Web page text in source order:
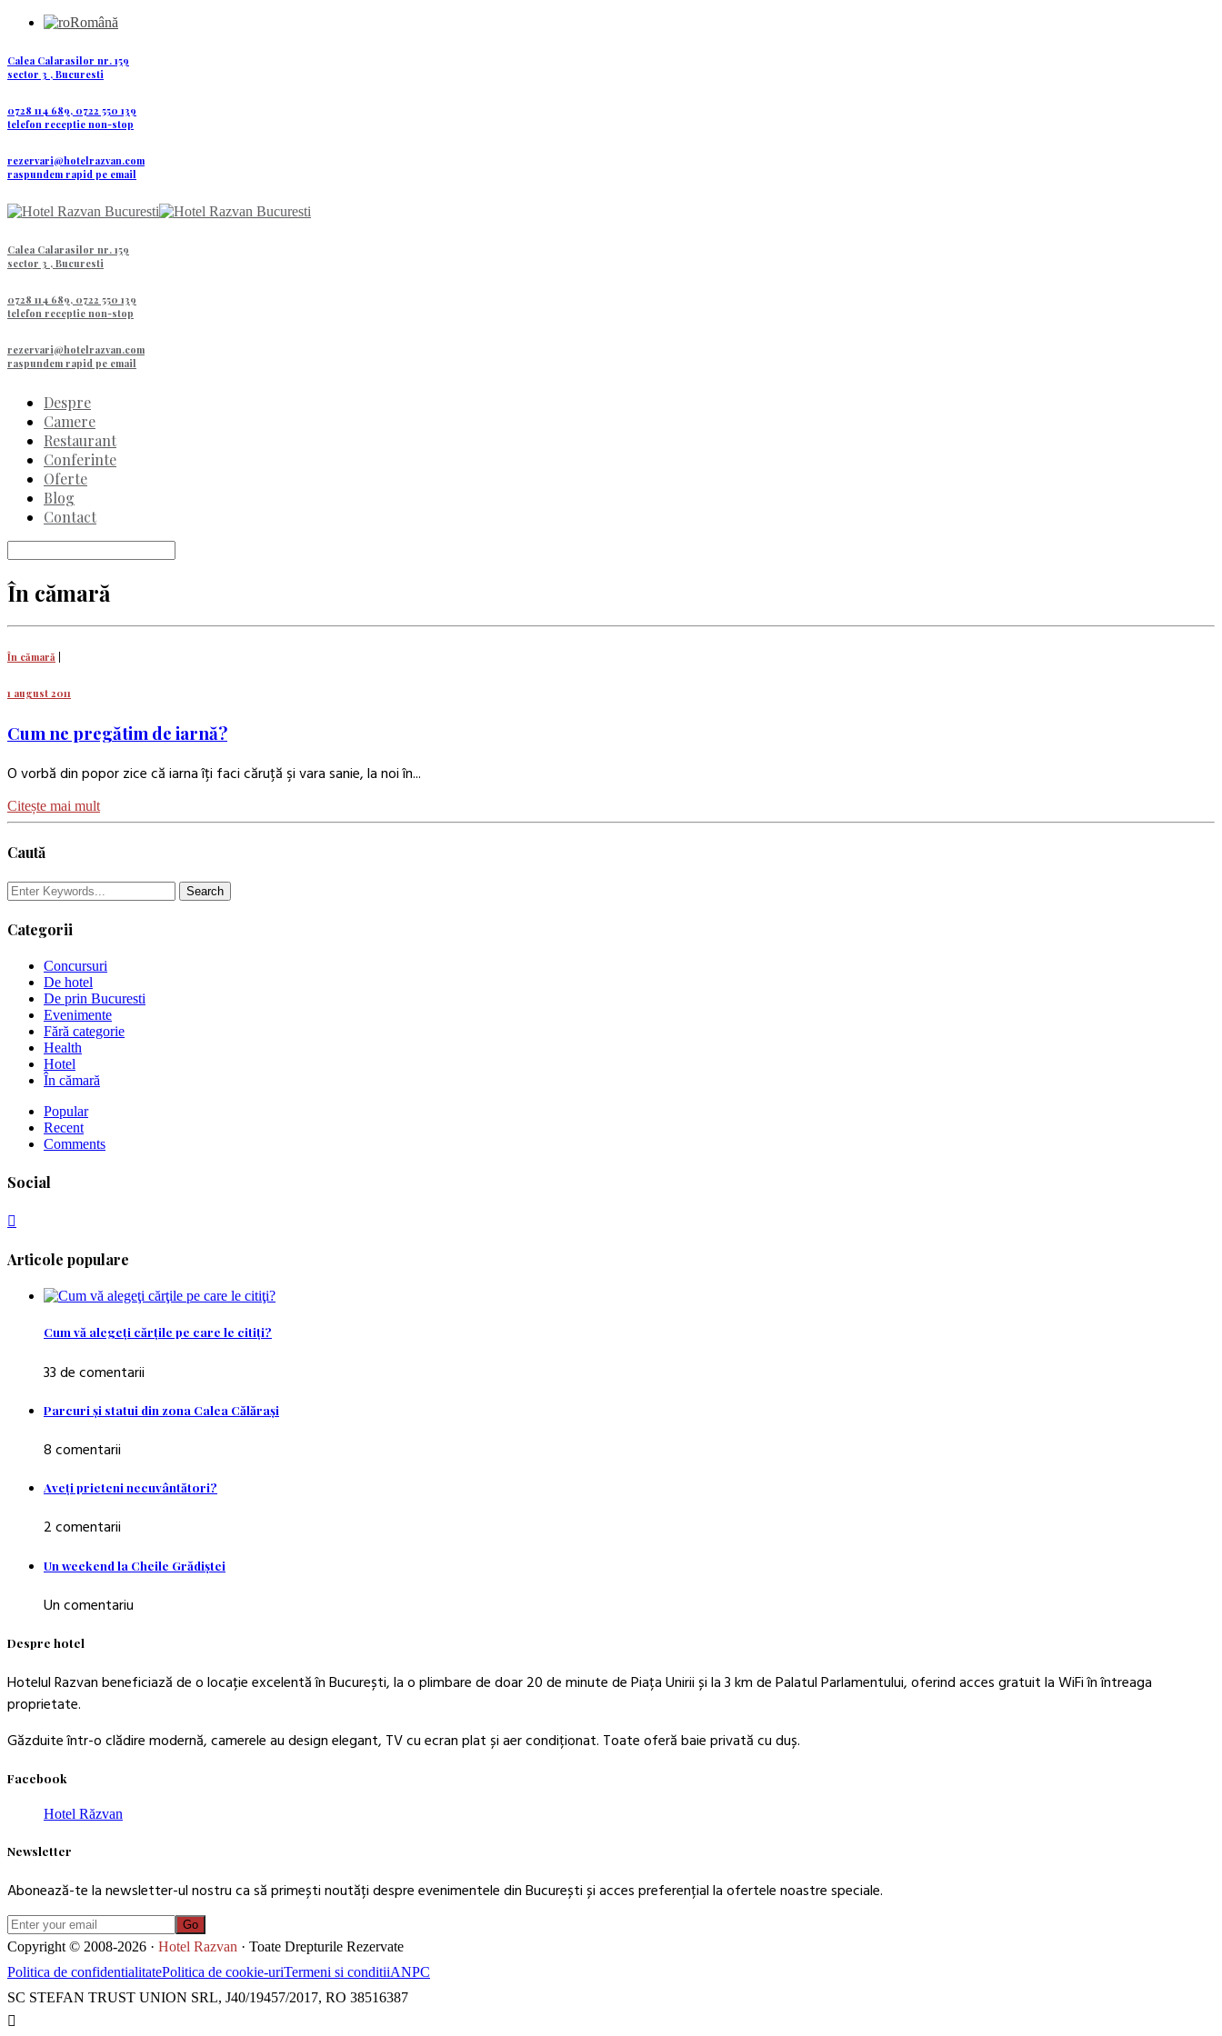
Română
Calea Calarasilor nr. 159
sector 3 , Bucuresti
0728 114 689, 0722 550 139
telefon receptie non-stop
rezervari@hotelrazvan.com
raspundem rapid pe email
Calea Calarasilor nr. 159
sector 3 , Bucuresti
0728 114 689, 0722 550 139
telefon receptie non-stop
rezervari@hotelrazvan.com
raspundem rapid pe email
Despre
Camere
Restaurant
Conferinte
Oferte
Blog
Contact
În cămară
În cămară |
1 august 2011
Cum ne pregătim de iarnă?
O vorbă din popor zice că iarna îţi faci căruţă şi vara sanie, la noi în...
Citește mai mult
Caută
Categorii
Concursuri
De hotel
De prin Bucuresti
Evenimente
Fără categorie
Health
Hotel
În cămară
Popular
Recent
Comments
Social
Articole populare
Cum vă alegeţi cărţile pe care le citiţi?
33 de comentarii
Parcuri şi statui din zona Calea Călăraşi
8 comentarii
Aveţi prieteni necuvântători?
2 comentarii
Un weekend la Cheile Grădiştei
Un comentariu
Despre hotel
Hotelul Razvan beneficiază de o locație excelentă în București, la o plimbare de doar 20 de minute de Piața Unirii și la 3 km de Palatul Parlamentului, oferind acces gratuit la WiFi în întreaga
proprietate.
Găzduite într-o clădire modernă, camerele au design elegant, TV cu ecran plat și aer condiționat. Toate oferă baie privată cu duș.
Facebook
Hotel Răzvan
Newsletter
Abonează-te la newsletter-ul nostru ca să primești noutăți despre evenimentele din București și acces preferențial la ofertele noastre speciale.
Go
Copyright © 2008-2026 · Hotel Razvan · Toate Drepturile Rezervate
Politica de confidentialitatePolitica de cookie-uriTermeni si conditiiANPC
SC STEFAN TRUST UNION SRL, J40/19457/2017, RO 38516387